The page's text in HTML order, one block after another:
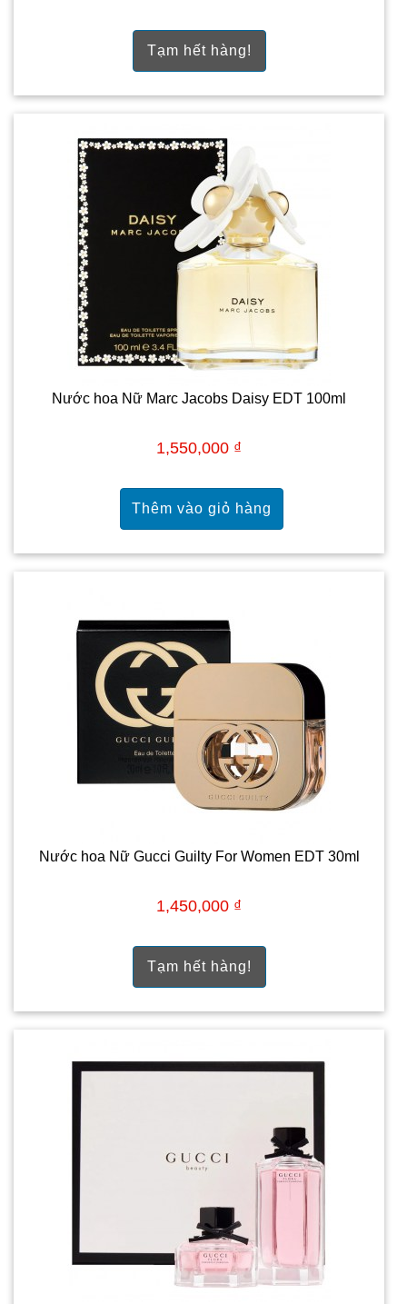
Tạm hết hàng!
Nước hoa Nữ Marc Jacobs Daisy EDT 100ml
1,550,000 ₫
Nước hoa Nữ Gucci Guilty For Women EDT 30ml
1,450,000 ₫
Tạm hết hàng!